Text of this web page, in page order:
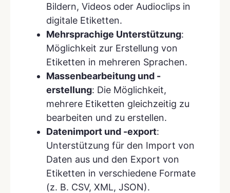
Bildern, Videos oder Audioclips in
digitale Etiketten.
Mehrsprachige Unterstützung:
Möglichkeit zur Erstellung von
Etiketten in mehreren Sprachen.
Massenbearbeitung und -
erstellung: Die Möglichkeit,
mehrere Etiketten gleichzeitig zu
bearbeiten und zu erstellen.
Datenimport und -export:
Unterstützung für den Import von
Daten aus und den Export von
Etiketten in verschiedene Formate
(z. B. CSV, XML, JSON).